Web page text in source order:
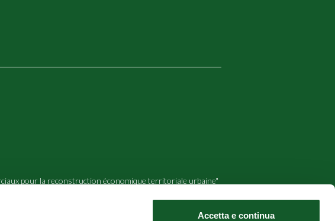
Accetta e continua
pour la reconstruction économique territoriale urbaine"